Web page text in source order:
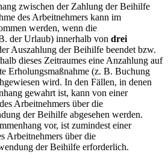
zwischen der Zahlung der Beihilfe
des Arbeitnehmers kann im
werden, wenn die
der Urlaub) innerhalb von drei
Auszahlung der Beihilfe beendet bzw.
dieses Zeitraumes eine Anzahlung auf
Erholungsmaßnahme (z. B. Buchung
wird. In den Fällen, in denen
gewahrt ist, kann von einer
Arbeitnehmers über die
der Beihilfe abgesehen werden.
vor, ist zumindest einer
Arbeitnehmers über die
der Beihilfe erforderlich.